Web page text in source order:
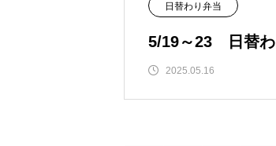
日替わり弁当
5/19～23 日替わ
2025.05.16